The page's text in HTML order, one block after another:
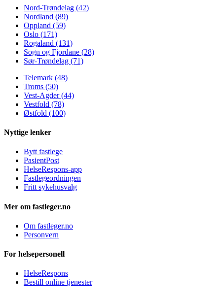
Nord-Trøndelag (42)
Nordland (89)
Oppland (59)
Oslo (171)
Rogaland (131)
Sogn og Fjordane (28)
Sør-Trøndelag (71)
Telemark (48)
Troms (50)
Vest-Agder (44)
Vestfold (78)
Østfold (100)
Nyttige lenker
Bytt fastlege
PasientPost
HelseRespons-app
Fastlegeordningen
Fritt sykehusvalg
Mer om fastleger.no
Om fastleger.no
Personvern
For helsepersonell
HelseRespons
Bestill online tjenester